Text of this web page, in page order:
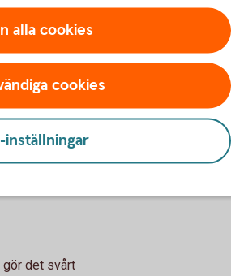
betyder
kreditrisk
av eller hela
under
kreditbetyg
En
gör det svårt
alla cookies
cookies
inställningar